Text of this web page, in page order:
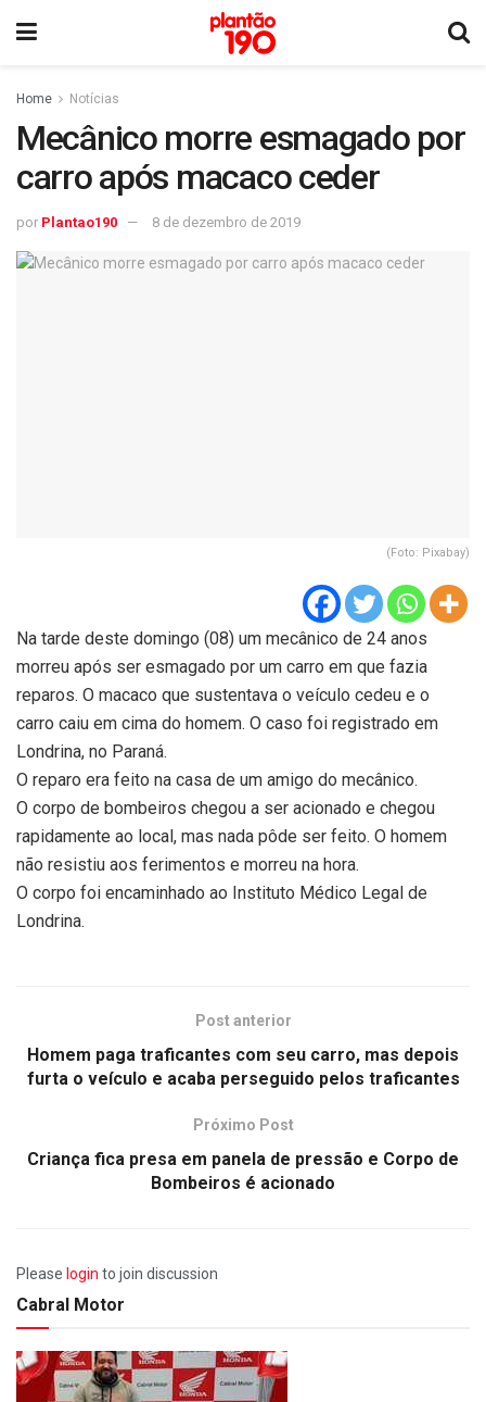
Home Notícias
Mecânico morre esmagado por
carro após macaco ceder
por Plantao190 8 de dezembro de 2019
(Foto: Pixabay)
Na tarde deste domingo (08) um mecânico de 24 anos
morreu após ser esmagado por um carro em que fazia
reparos. O macaco que sustentava o veículo cedeu e o
carro caiu em cima do homem. O caso foi registrado em
Londrina, no Paraná.
O reparo era feito na casa de um amigo do mecânico.
O corpo de bombeiros chegou a ser acionado e chegou
rapidamente ao local, mas nada pôde ser feito. O homem
não resistiu aos ferimentos e morreu na hora.
O corpo foi encaminhado ao Instituto Médico Legal de
Londrina.
Post anterior
Homem paga traficantes com seu carro, mas depois
furta o veículo e acaba perseguido pelos traficantes
Próximo Post
Criança fica presa em panela de pressão e Corpo de
Bombeiros é acionado
Please login to join discussion
Cabral Motor